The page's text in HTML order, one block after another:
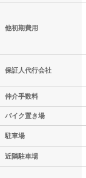
他初期費用
保証人代行会社
仲介手数料
バイク置き場
駐車場
近隣駐車場